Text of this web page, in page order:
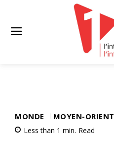
MONDE MOYEN-ORIENT
Less than 1 min. Read